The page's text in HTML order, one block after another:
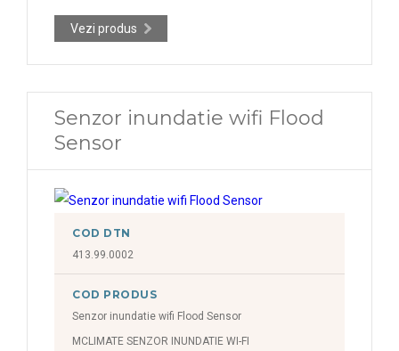
Vezi produs
Senzor inundatie wifi Flood
Sensor
COD DTN
413.99.0002
COD PRODUS
Senzor inundatie wifi Flood Sensor
MCLIMATE SENZOR INUNDATIE WI-FI